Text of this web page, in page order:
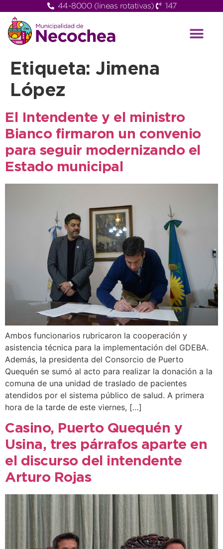
44-8000 (lineas rotativas) 147
Etiqueta: Jimena
López
El Intendente y el ministro
Bianco firmaron un convenio
para seguir modernizando el
Estado municipal
Ambos funcionarios rubricaron la cooperación y
asistencia técnica para la implementación del GDEBA.
Además, la presidenta del Consorcio de Puerto
Quequén se sumó al acto para realizar la donación a la
comuna de una unidad de traslado de pacientes
atendidos por el sistema público de salud. A primera
hora de la tarde de este viernes, […]
Casino, Puerto Quequén y
Usina, tres párrafos aparte en
el discurso del intendente
Arturo Rojas